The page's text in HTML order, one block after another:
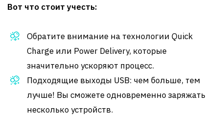
Вот что стоит учесть:
Обратите внимание на технологии Quick
Charge или Power Delivery, которые
значительно ускоряют процесс.
Подходящие выходы USB: чем больше, тем
лучше! Вы сможете одновременно заряжать
несколько устройств.